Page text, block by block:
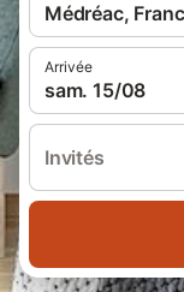
Médréac,
Arrivée
sam. 15/08
Invités